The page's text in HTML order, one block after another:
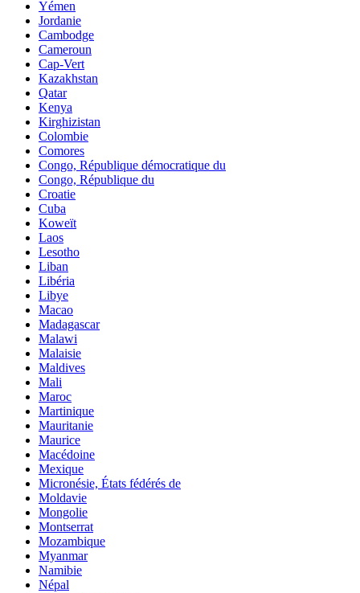
Yémen
Jordanie
Cambodge
Cameroun
Cap-Vert
Kazakhstan
Qatar
Kenya
Kirghizistan
Colombie
Comores
Congo, République démocratique du
Congo, République du
Croatie
Cuba
Koweït
Laos
Lesotho
Liban
Libéria
Libye
Macao
Madagascar
Malawi
Malaisie
Maldives
Mali
Maroc
Martinique
Mauritanie
Maurice
Macédoine
Mexique
Micronésie, États fédérés de
Moldavie
Mongolie
Montserrat
Mozambique
Myanmar
Namibie
Népal